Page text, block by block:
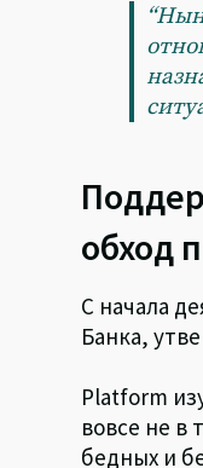
обход
С начала
Банка,
Platform
вовсе не в
бедных и